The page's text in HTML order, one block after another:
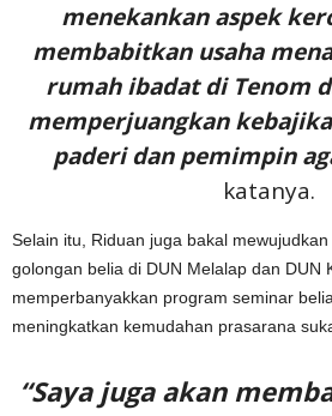
menekankan aspek
membabitkan usaha
rumah ibadat di Tenom
memperjuangkan
paderi dan pemimpin
katanya.
Selain itu, Riduan juga bakal
golongan belia di DUN Melalap dan DUN
memperbanyakkan program seminar
meningkatkan kemudahan prasarana
“Saya juga akan